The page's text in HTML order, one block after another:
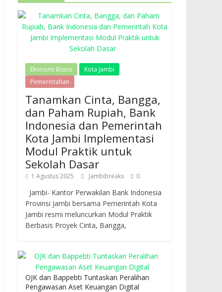
Ekonomi Bisnis
Kota Jambi
Pemerintahan
Tanamkan Cinta, Bangga,
dan Paham Rupiah, Bank
Indonesia dan Pemerintah
Kota Jambi Implementasi
Modul Praktik untuk
Sekolah Dasar
1 Agustus 2025 Jambibreaks 0
Jambi- Kantor Perwakilan Bank Indonesia
Provinsi Jambi bersama Pemerintah Kota
Jambi resmi meluncurkan Modul Praktik
Berbasis Proyek Cinta, Bangga,
OJK dan Bappebti Tuntaskan Peralihan
Pengawasan Aset Keuangan Digital